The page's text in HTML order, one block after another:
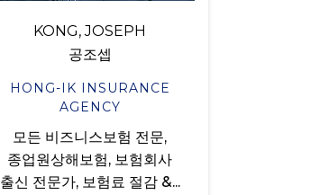
KONG, JOSEPH
공조셉
HONG-IK INSURANCE
AGENCY
모든 비즈니스보험 전문,
종업원상해보험, 보험회사
출신 전문가, 보험료 절감 &...